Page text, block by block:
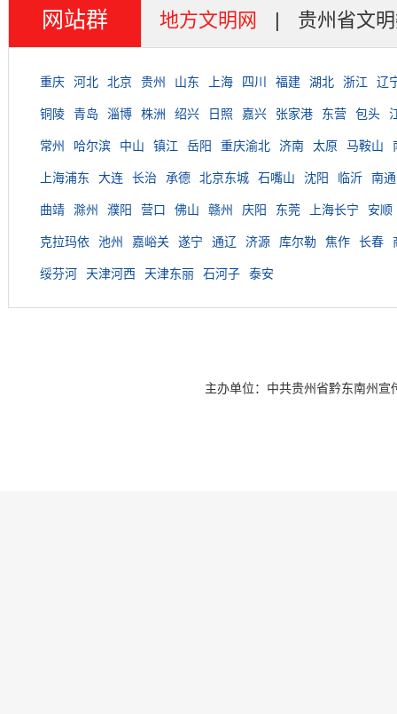
网站群 地方文明网 | 贵州省文
重庆 河北 北京 贵州 山东 上海 四川 福建 湖北 浙江 辽
铜陵 青岛 淄博 株洲 绍兴 日照 嘉兴 张家港 东营 包头
常州 哈尔滨 中山 镇江 岳阳 重庆渝北 济南 太原 马鞍山
上海浦东 大连 长治 承德 北京东城 石嘴山 沈阳 临沂 南通
曲靖 滁州 濮阳 营口 佛山 赣州 庆阳 东莞 上海长宁 安顺
克拉玛依 池州 嘉峪关 遂宁 通辽 济源 库尔勒 焦作 长春
绥芬河 天津河西 天津东丽 石河子 泰安
主办单位：中共贵州省黔东南州宣